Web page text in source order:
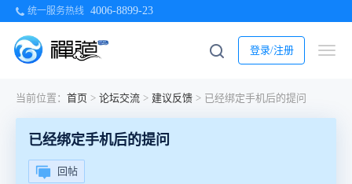
统一服务热线 4006-8899-23
登录/注册
当前位置： 首页 > 论坛交流 > 建议反馈 > 已经绑定手机后的提问
已经绑定手机后的提问
回帖